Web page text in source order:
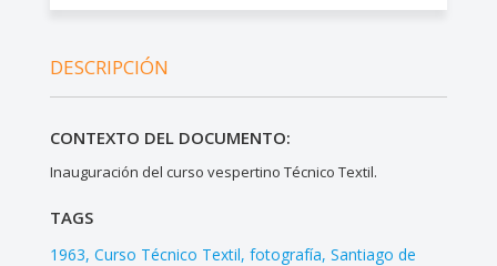
DESCRIPCIÓN
CONTEXTO DEL DOCUMENTO:
Inauguración del curso vespertino Técnico Textil.
TAGS
1963 Curso Técnico Textil fotografía Santiago de